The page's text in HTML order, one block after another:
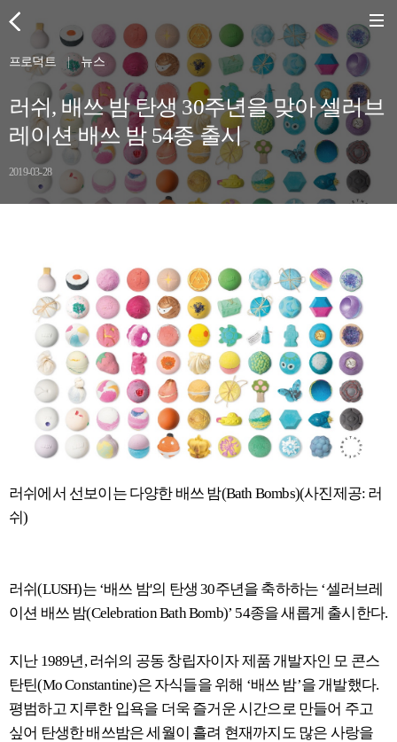
프로덕트 | 뉴스
러쉬, 배쓰 밤 탄생 30주년을 맞아 셀러브
레이션 배쓰 밤 54종 출시
2019-03-28
러쉬에서 선보이는 다양한 배쓰 밤(Bath Bombs)(사진제공: 러
쉬)
러쉬(LUSH)는 ‘배쓰 밤'의 탄생 30주년을 축하하는 ‘셀러브레
이션 배쓰 밤(Celebration Bath Bomb)’ 54종을 새롭게 출시한다.
지난 1989년, 러쉬의 공동 창립자이자 제품 개발자인 모 콘스
탄틴(Mo Constantine)은 자식들을 위해 ‘배쓰 밤’을 개발했다.
평범하고 지루한 입욕을 더욱 즐거운 시간으로 만들어 주고
싶어 탄생한 배쓰밤은 세월이 흘려 현재까지도 많은 사랑을